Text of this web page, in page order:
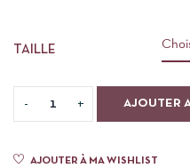
TAILLE
AJOUTER
AJOUTER À MA WISHLIST